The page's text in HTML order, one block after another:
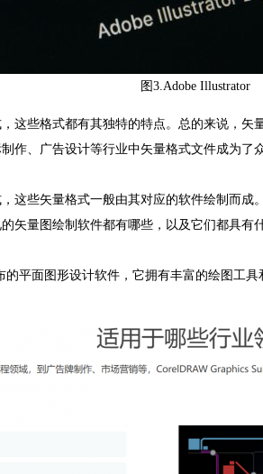
图3.Adobe Illustrator
这些格式都有其独特的特点。总的来说，
作、广告设计等行业中矢量格式文件成为了
这些矢量格式一般由其对应的软件绘制而成
矢量图绘制软件都有哪些，以及它们都具有
的平面图形设计软件，它拥有丰富的绘图工具